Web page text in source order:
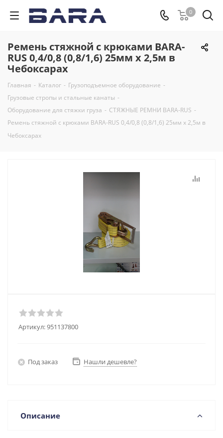
0
Ремень стяжной с крюками BARA-
RUS 0,4/0,8 (0,8/1,6) 25мм х 2,5м в
Чебоксарах
Главная - Каталог - Грузоподъемное оборудование -
Грузовые стропы и стальные канаты -
Оборудование для стяжки груза - СТЯЖНЫЕ РЕМНИ BARA-RUS -
Ремень стяжной с крюками BARA-RUS 0,4/0,8 (0,8/1,6) 25мм х 2,5м в
Чебоксарах
Артикул:951137800
Под заказ Нашли дешевле?
Описание